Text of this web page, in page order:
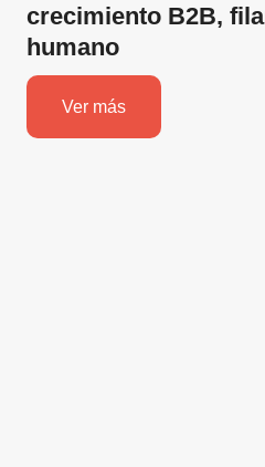
crecimiento B2B,
humano
Ver más